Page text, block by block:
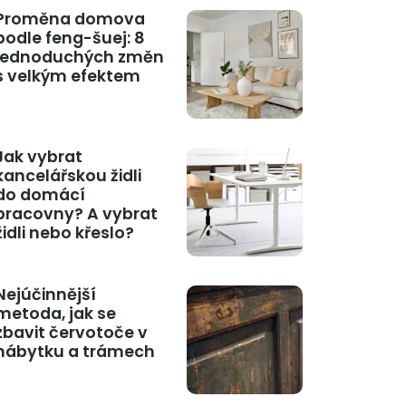
domova
feng-šuej: 8
změn
velkým efektem
vybrat
židli
domácí
A vybrat
nebo křeslo?
jak se
červotoče v
a trámech